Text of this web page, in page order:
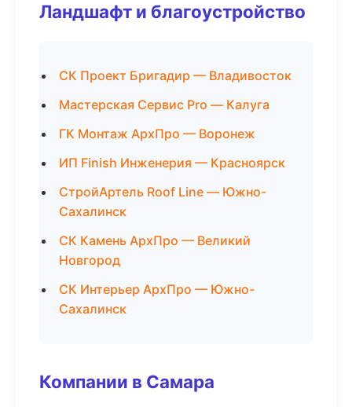
Ландшафт и благоустройство
СК Проект Бригадир — Владивосток
Мастерская Сервис Pro — Калуга
ГК Монтаж АрхПро — Воронеж
ИП Finish Инженерия — Красноярск
СтройАртель Roof Line — Южно-
Сахалинск
СК Камень АрхПро — Великий
Новгород
СК Интерьер АрхПро — Южно-
Сахалинск
Компании в Самара